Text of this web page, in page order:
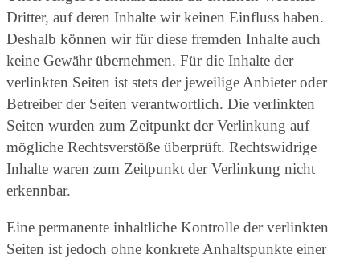
Dritter, auf deren Inhalte wir keinen Einfluss haben.
Deshalb können wir für diese fremden Inhalte auch
keine Gewähr übernehmen. Für die Inhalte der
verlinkten Seiten ist stets der jeweilige Anbieter oder
Betreiber der Seiten verantwortlich. Die verlinkten
Seiten wurden zum Zeitpunkt der Verlinkung auf
mögliche Rechtsverstöße überprüft. Rechtswidrige
Inhalte waren zum Zeitpunkt der Verlinkung nicht
erkennbar.
Eine permanente inhaltliche Kontrolle der verlinkten
Seiten ist jedoch ohne konkrete Anhaltspunkte einer